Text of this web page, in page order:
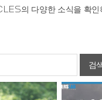
의 다양한 소식을 확인
검